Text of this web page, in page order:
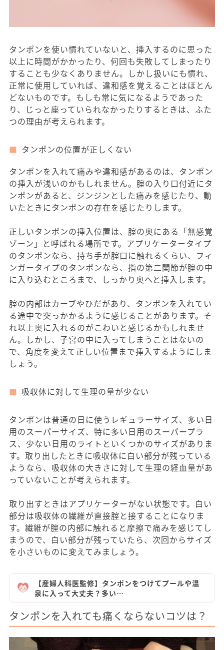
タンポンを使い慣れていないと、挿入するのに思った
以上に時間がかかったり、何回も失敗してしまったり
することも少なくありません。しかし扱いにも慣れ、
正常に使用していれば、違和感を覚えることはほとん
どないものです。もしも常に気になるようであった
り、じっと座っていられなかったりするときは、ふた
つの理由が考えられます。
タンポンの位置が正しくない
タンポンを入れて痛みや違和感があるのは、タンポン
の挿入が浅いのかもしれません。腟の入り口付近にタ
ンポンがあると、ジンジンとした痛みを感じたり、動
いたときにタンポンの存在を感じたりします。
正しいタンポンの挿入位置は、腟の奥にある「無感覚
ゾーン」と呼ばれる場所です。アプリケータータイプ
のタンポンなら、持ち手が腟口に触れるくらい、フィ
ンガータイプのタンポンなら、指の第二関節が腟の中
に入り込むところまで、しっかり奥へと挿入します。
腟の内部はカーブやひだがあり、タンポンを入れてい
る途中で突っかかるように感じることがあります。そ
れ以上奥に入れるのがこわいと感じるかもしれませ
ん。しかし、子宮の中に入ってしまうことはないの
で、角度を変えて正しい位置まで挿入するようにしま
しょう。
吸収体に対して生理の量が少ない
タンポンは普通の日に使うレギュラーサイズ、多い日
用のスーパーサイズ、特に多い日用のスーパープラ
ス、少ない日用のライトといくつかのサイズがありま
す。取り出したときに吸収体に白い部分が残っている
ようなら、吸収体の大きさに対して生理の経血量があ
っていないことが考えられます。
取り出すときはアプリケーターがない状態です。白い
部分は吸収体の繊維が直接腟と接することになりま
す。繊維が腟の内部に触れると摩擦で痛みを感じてし
まうので、白い部分が残っていたら、次回からサイズ
を小さいものに変えてみましょう。
【産婦人科医監修】タンポンをつけてプールや温
泉に入って大丈夫？多い…
タンポンを入れても痛くならないコツは？